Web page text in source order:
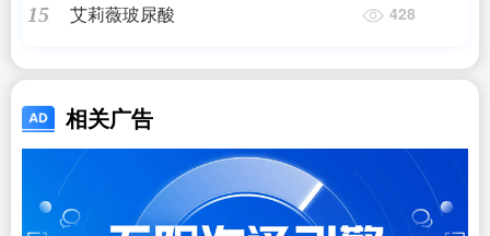
15 艾莉薇玻尿酸 428
相关广告